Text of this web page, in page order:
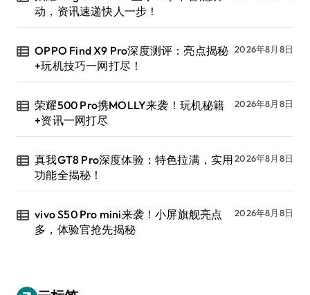
动，资讯速递快人一步！
OPPO Find X9 Pro深度测评：亮点揭秘
+玩机技巧一网打尽！
2026年8月8日
荣耀500 Pro携MOLLY来袭！玩机秘籍
+资讯一网打尽
2026年8月8日
真我GT8 Pro深度体验：特色拉满，实用
功能全揭秘！
2026年8月8日
vivo S50 Pro mini来袭！小屏旗舰亮点
多，体验官抢先揭秘
2026年8月8日